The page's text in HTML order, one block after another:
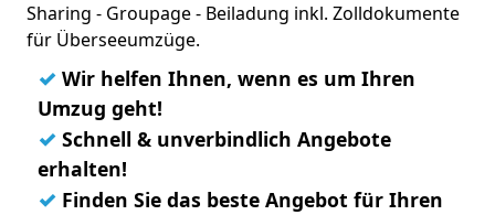
Sharing - Groupage - Beiladung inkl. Zolldokumente
für Überseeumzüge.
✓ Wir helfen Ihnen, wenn es um Ihren
Umzug geht!
✓ Schnell & unverbindlich Angebote
erhalten!
✓ Finden Sie das beste Angebot für Ihren